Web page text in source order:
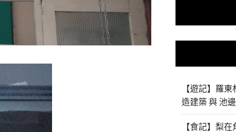
【遊記】羅
造建築 與 池
【食記】梨